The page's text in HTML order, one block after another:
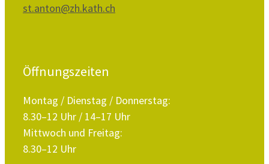
st.anton@zh.kath.ch
Öffnungszeiten
Montag / Dienstag / Donnerstag:
8.30–12 Uhr / 14–17 Uhr
Mittwoch und Freitag:
8.30–12 Uhr